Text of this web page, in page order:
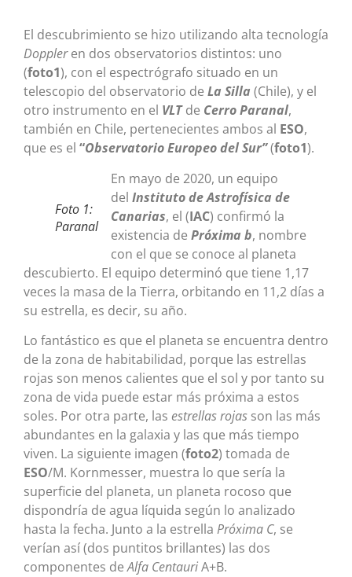
El descubrimiento se hizo utilizando alta tecnología
Doppleren dos observatorios distintos: uno
(foto1), con el espectrógrafo situado en un
telescopio del observatorio de La Silla (Chile), y el
otro instrumento en el VLTde Cerro Paranal,
también en Chile, pertenecientes ambos al ESO,
que es el “Observatorio Europeo del Sur”(foto1).
Foto 1:
Paranal
En mayo de 2020, un equipo
del Instituto de Astrofísica de
Canarias, el (IAC) confirmó la
existencia de Próxima b, nombre
con el que se conoce al planeta
descubierto. El equipo determinó que tiene 1,17
veces la masa de la Tierra, orbitando en 11,2 días a
su estrella, es decir, su año.
Lo fantástico es que el planeta se encuentra dentro
de la zona de habitabilidad, porque las estrellas
rojas son menos calientes que el sol y por tanto su
zona de vida puede estar más próxima a estos
soles. Por otra parte, las estrellas rojas son las más
abundantes en la galaxia y las que más tiempo
viven. La siguiente imagen (foto2) tomada de
ESO/M. Kornmesser, muestra lo que sería la
superficie del planeta, un planeta rocoso que
dispondría de agua líquida según lo analizado
hasta la fecha. Junto a la estrella Próxima C, se
verían así (dos puntitos brillantes) las dos
componentes deAlfa CentauriA+B.